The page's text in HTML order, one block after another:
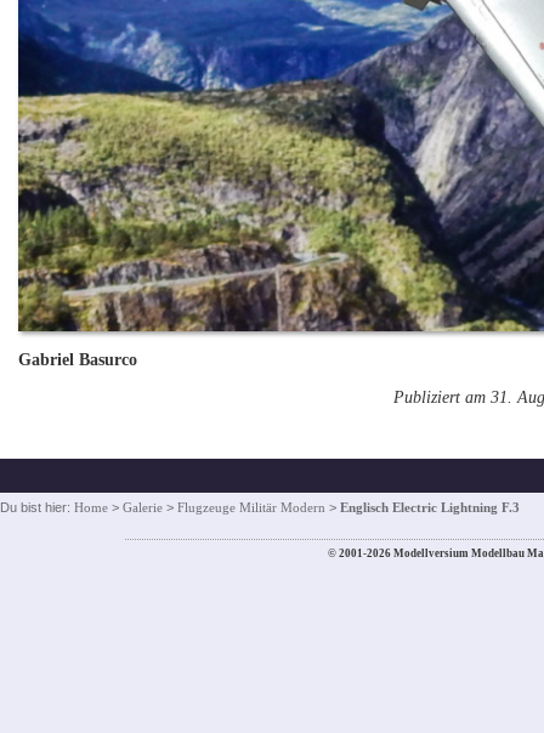
Gabriel Basurco
Publiziert am 31.
Du bist hier: Home > Galerie > Flugzeuge Militär Modern > Englisch Electric Lightning F.3
© 2001-2026 Modellversium Modellbau